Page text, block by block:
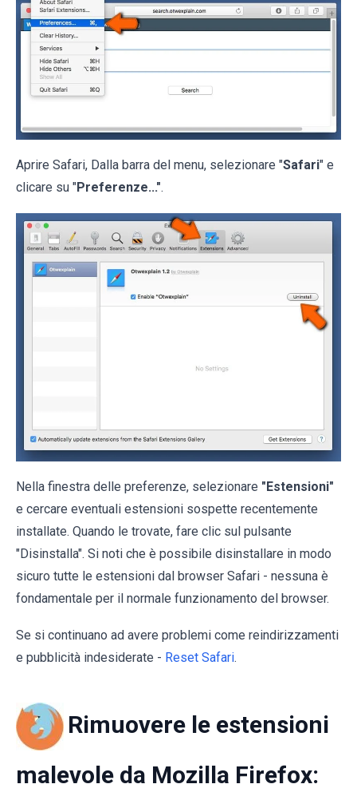
Aprire Safari, Dalla barra del menu, selezionare "Safari" e
clicare su "Preferenze...".
Nella finestra delle preferenze, selezionare "Estensioni"
e cercare eventuali estensioni sospette recentemente
installate. Quando le trovate, fare clic sul pulsante
"Disinstalla". Si noti che è possibile disinstallare in modo
sicuro tutte le estensioni dal browser Safari - nessuna è
fondamentale per il normale funzionamento del browser.
Se si continuano ad avere problemi come reindirizzamenti
e pubblicità indesiderate - Reset Safari.
Rimuovere le estensioni
malevole da Mozilla Firefox: